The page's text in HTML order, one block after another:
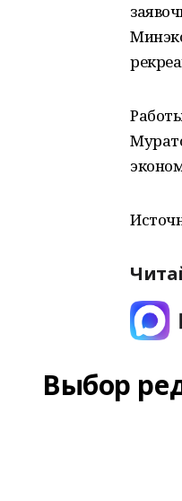
Выбор